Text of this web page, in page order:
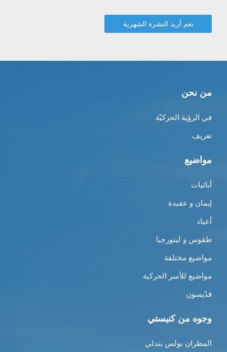
من نحن
في الرؤية الحركيّة
تعريف
مواضيع
أبائيات
إيمان و عقيدة
أعياد
طقوس و ليتورجيا
مواضيع مختلفة
مواضيع للأسر الحركية
قدّيسون
وجوه من كنيستي
المطران بولس بندلي